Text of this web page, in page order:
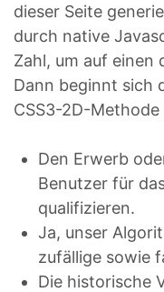
dieser Seite
durch native
Zahl, um auf einen
Dann beginnt sich
CSS3-2D-
Den Erwerb
Benutzer für
qualifizieren.
Ja, unser
zufällige sowie
Die historische